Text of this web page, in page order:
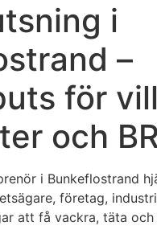
i
–
för
och
i Bunkeflostrand
företag,
att få vackra, täta och